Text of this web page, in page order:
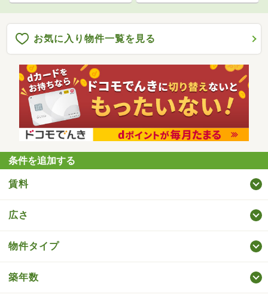
お気に入り物件一覧を見る
条件を追加する
賃料
広さ
物件タイプ
築年数